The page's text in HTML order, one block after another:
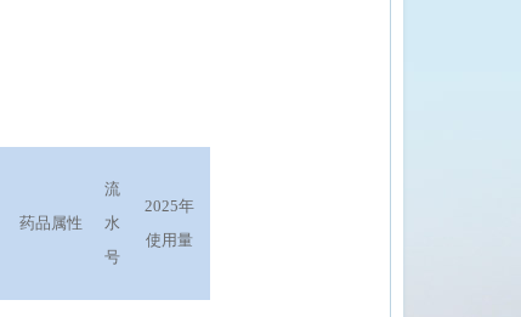
药品属性
流
水
号
2025年
使用量